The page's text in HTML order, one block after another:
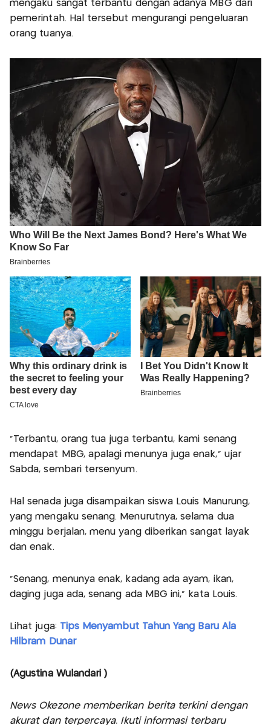
mengaku sangat terbantu dengan adanya MBG dari
pemerintah. Hal tersebut mengurangi pengeluaran
orang tuanya.
“Terbantu, orang tua juga terbantu, kami senang
mendapat MBG, apalagi menunya juga enak,” ujar
Sabda, sembari tersenyum.
Hal senada juga disampaikan siswa Louis Manurung,
yang mengaku senang. Menurutnya, selama dua
minggu berjalan, menu yang diberikan sangat layak
dan enak.
“Senang, menunya enak, kadang ada ayam, ikan,
daging juga ada, senang ada MBG ini,” kata Louis.
Lihat juga: Tips Menyambut Tahun Yang Baru Ala
Hilbram Dunar
(Agustina Wulandari )
News Okezone memberikan berita terkini dengan
akurat dan terpercaya. Ikuti informasi terbaru